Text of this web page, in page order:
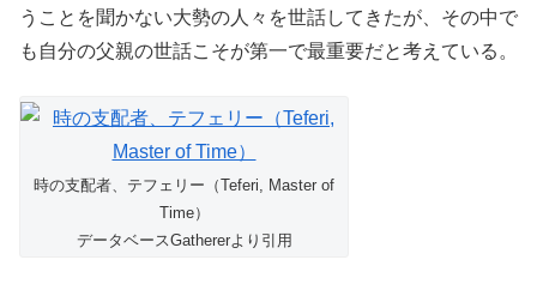
うことを聞かない大勢の人々を世話してきたが、その中で
も自分の父親の世話こそが第一で最重要だと考えている。
時の支配者、テフェリー（Teferi, Master of
Time）
データベースGathererより引用